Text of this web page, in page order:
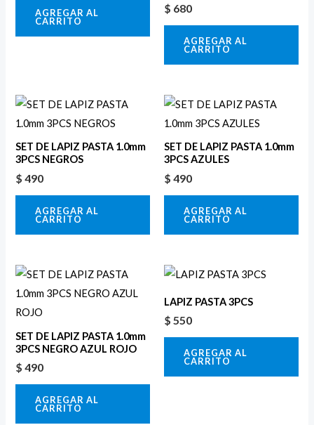
AGREGAR AL
CARRITO
$ 680
AGREGAR AL
CARRITO
SET DE LAPIZ PASTA 1.0mm
3PCS NEGROS
$ 490
AGREGAR AL
CARRITO
SET DE LAPIZ PASTA 1.0mm
3PCS AZULES
$ 490
AGREGAR AL
CARRITO
SET DE LAPIZ PASTA 1.0mm
3PCS NEGRO AZUL ROJO
$ 490
AGREGAR AL
CARRITO
LAPIZ PASTA 3PCS
$ 550
AGREGAR AL
CARRITO